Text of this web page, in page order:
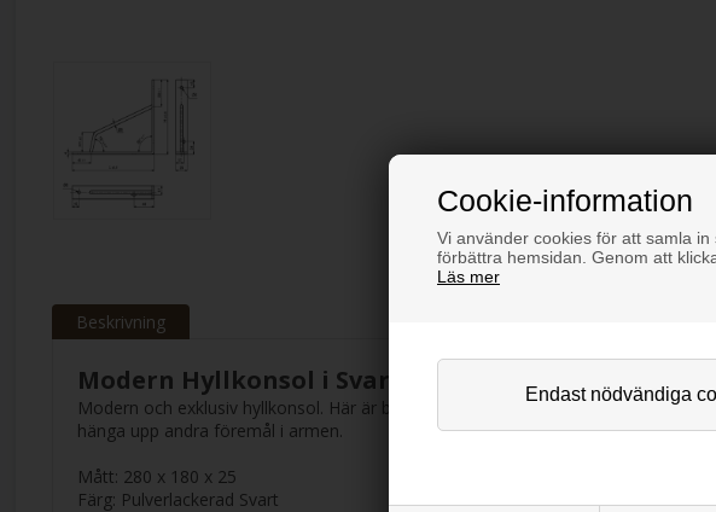
Cookie-information
Vi använder cookies för att samla
förbättra hemsidan. Genom att
Läs mer
Beskrivning
Modern Hyllkonsol i Svart Stål
Modern och exklusiv hyllkonsol. Här är både hyllan och konsollen en del av
hänga upp andra föremål i armen.
Mått: 280 x 180 x 25
Färg: Pulverlackerad Svart